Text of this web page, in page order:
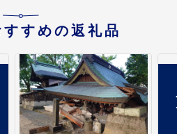
すめの返礼品